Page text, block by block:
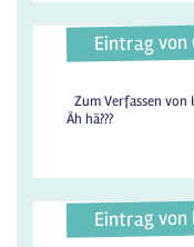
Eintrag von
Zum Verfassen
Äh hä???
Eintrag